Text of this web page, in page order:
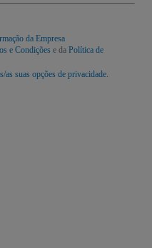
da Empresa
e Condições e da Política de
suas opções de privacidade.